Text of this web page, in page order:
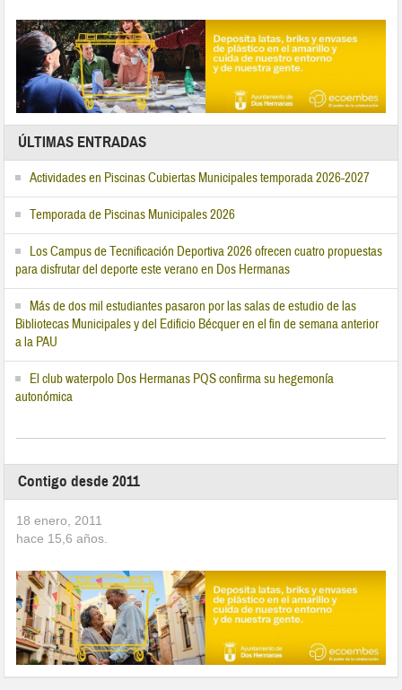
ÚLTIMAS ENTRADAS
Actividades en Piscinas Cubiertas Municipales temporada 2026-2027
Temporada de Piscinas Municipales 2026
Los Campus de Tecnificación Deportiva 2026 ofrecen cuatro propuestas
para disfrutar del deporte este verano en Dos Hermanas
Más de dos mil estudiantes pasaron por las salas de estudio de las
Bibliotecas Municipales y del Edificio Bécquer en el fin de semana anterior
a la PAU
El club waterpolo Dos Hermanas PQS confirma su hegemonía
autonómica
Contigo desde 2011
18 enero, 2011
hace 15,6 años.